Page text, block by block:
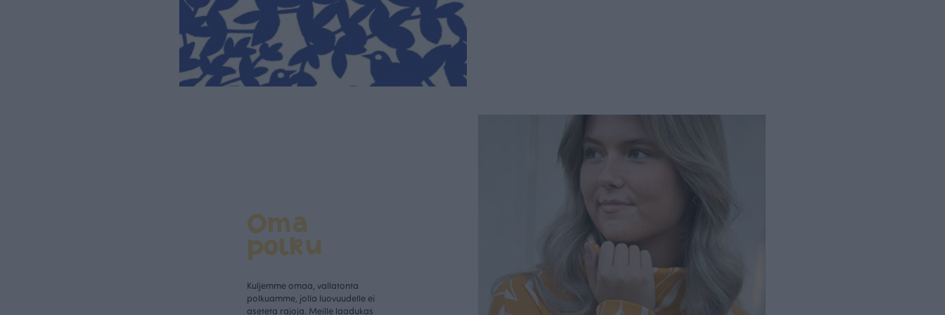
Oma
polku
Kuljemme omaa, vallatonta
polkuamme, jolla luovuudelle ei
aseteta rajoja. Meille laadukas